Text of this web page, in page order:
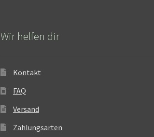
Wir helfen dir
Kontakt
FAQ
Versand
Zahlungsarten